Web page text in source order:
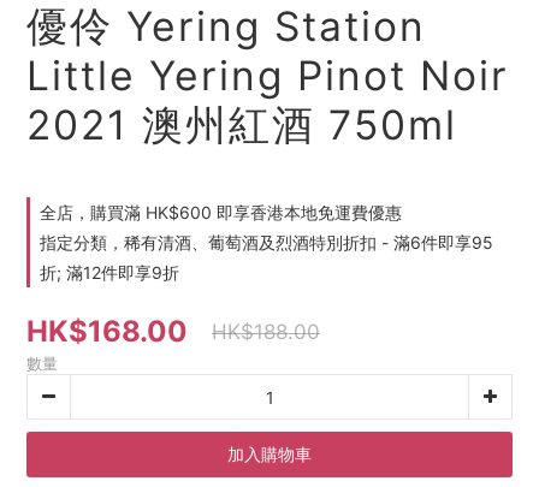
優伶 Yering Station
Little Yering Pinot Noir
2021 澳州紅酒 750ml
全店，購買滿 HK$600 即享香港本地免運費優惠
指定分類，稀有清酒、葡萄酒及烈酒特別折扣 - 滿6件即享95
折; 滿12件即享9折
HK$168.00 HK$188.00
數量
加入購物車